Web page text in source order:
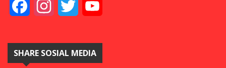
FacebookInstagramTwitter
SHARE SOSIAL MEDIA